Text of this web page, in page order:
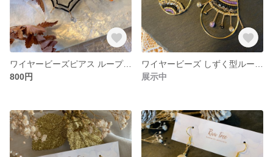
ワイヤービーズピアス ループ ハロウィンアート★sale★
800円
展示中